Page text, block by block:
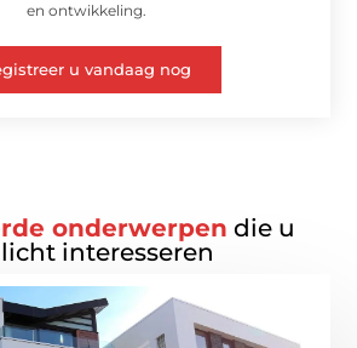
en ontwikkeling.
u vandaag nog
onderwerpen die u
interesseren